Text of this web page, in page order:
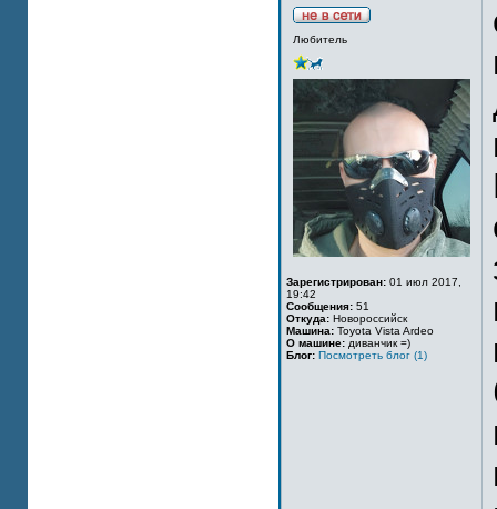
Любитель
Зарегистрирован: 01 июл 2017,
19:42
Сообщения: 51
Откуда: Новороссийск
Машина: Toyota Vista Ardeo
О машине: диванчик =)
Блог: Посмотреть блог (1)